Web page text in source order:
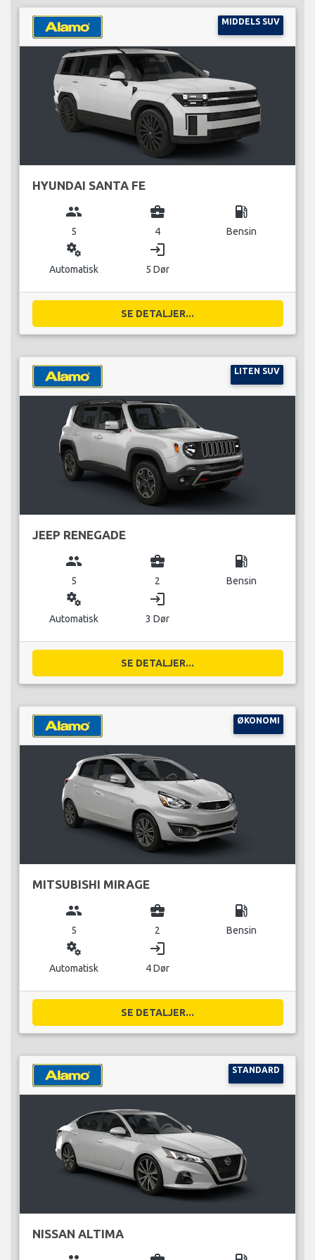
MIDDELS SUV
HYUNDAI SANTA FE
group
5
business_center
4
local_gas_station
Bensin
miscellaneous_services
Automatisk
login
5 Dør
SE DETALJER...
LITEN SUV
JEEP RENEGADE
group
5
business_center
2
local_gas_station
Bensin
miscellaneous_services
Automatisk
login
3 Dør
SE DETALJER...
ØKONOMI
MITSUBISHI MIRAGE
group
5
business_center
2
local_gas_station
Bensin
miscellaneous_services
Automatisk
login
4 Dør
SE DETALJER...
STANDARD
NISSAN ALTIMA